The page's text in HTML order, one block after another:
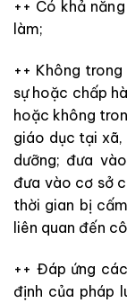
++ Có khả
làm;
++ Không
sự hoặc chấp
hoặc không
giáo dục tại xã,
dưỡng; đưa
đưa vào cơ sở
thời gian bị
liên quan đến
++ Đáp ứng
định của pháp